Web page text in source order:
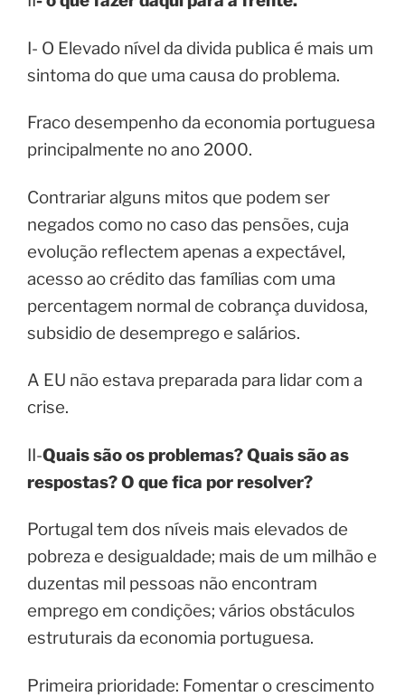
I- O Elevado nível da divida publica é mais um
sintoma do que uma causa do problema.
Fraco desempenho da economia portuguesa
principalmente no ano 2000.
Contrariar alguns mitos que podem ser
negados como no caso das pensões, cuja
evolução reflectem apenas a expectável,
acesso ao crédito das famílias com uma
percentagem normal de cobrança duvidosa,
subsidio de desemprego e salários.
A EU não estava preparada para lidar com a
crise.
II-Quais são os problemas? Quais são as
respostas? O que fica por resolver?
Portugal tem dos níveis mais elevados de
pobreza e desigualdade; mais de um milhão e
duzentas mil pessoas não encontram
emprego em condições; vários obstáculos
estruturais da economia portuguesa.
Primeira prioridade: Fomentar o crescimento